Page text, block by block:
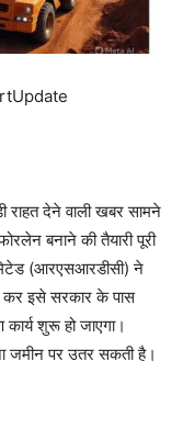
देने वाली खबर सामने
बनाने की तैयारी पूरी
(आरएसआरडीसी) ने
कर इसे सरकार के पास
कार्य शुरू हो जाएगा।
जमीन पर उतर सकती है।